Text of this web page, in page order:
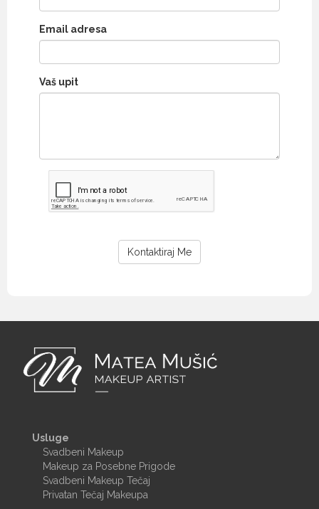
Email adresa
Vaš upit
Kontaktiraj Me
Usluge
Svadbeni Makeup
Makeup za Posebne Prigode
Svadbeni Makeup Tečaj
Privatan Tečaj Makeupa